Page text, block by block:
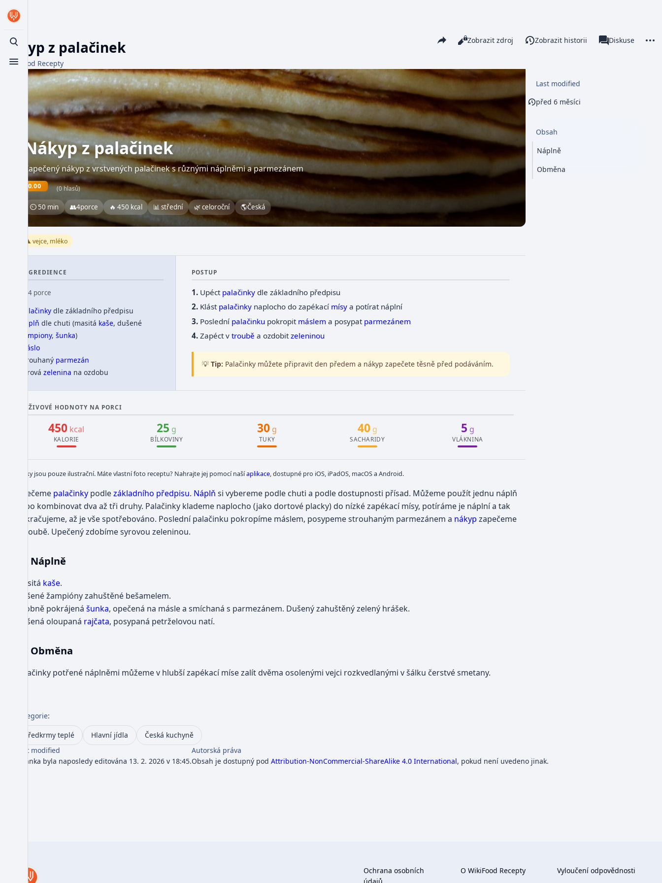
Toggle search
Toggle menu
Nákyp z palačinek
Z WikiFood Recepty
Share this pageZobrazení
Číst
Zobrazit zdroj Zobrazit historii associated-pages
Stránka
Diskuse
Nákyp z palačinek
Zapečený nákyp z vrstvených palačinek s různými náplněmi a parmezánem
0.00 (0 hlasů)
⏲ 50 min 👥4porce 🔥 450 kcal 📊 střední 🌿 celoroční 🌎Česká
⚠️ vejce, mléko
INGREDIENCE
👥 4 porce
palačinkydle základního předpisu
náplň dle chuti (masitá kaše, dušené
žampiony, šunka)
máslo
strouhaný parmezán
syrová zelenina na ozdobu
POSTUP
Upéct palačinkydle základního předpisu
Klást palačinkynaplocho do zapékací mísya potírat náplní
Poslední palačinku pokropit máslem a posypat parmezánem
Zapéct v troubě a ozdobit zeleninou
💡Tip: Palačinky můžete připravit den předem a nákyp zapečete těsně před podáváním.
VÝŽIVOVÉ HODNOTY NA PORCI
450 kcal
KALORIE
25 g
BÍLKOVINY
30g
TUKY
40g
SACHARIDY
5 g
VLÁKNINA
Obrázky jsou pouze ilustrační. Máte vlastní foto receptu? Nahrajte jej pomocí našíaplikace, dostupné pro iOS, iPadOS, macOS a Android.
Upečeme palačinky podlezákladního předpisu. Náplň si vybereme podle chuti a podle dostupnosti přísad. Můžeme použít jednu náplň
nebo kombinovat dva až tři druhy. Palačinky klademe naplocho (jako dortové placky) do nízké zapékací mísy, potíráme je náplní a tak
pokračujeme, až je vše spotřebováno. Poslední palačinku pokropíme máslem, posypeme strouhaným parmezánem a nákyp zapečeme
v troubě. Upečený zdobíme syrovou zeleninou.
Náplně
Masitá kaše.
Dušené žampióny zahuštěné bešamelem.
Drobně pokrájená šunka, opečená na másle a smíchaná s parmezánem. Dušený zahuštěný zelený hrášek.
Dušená oloupaná rajčata, posypaná petrželovou natí.
Obměna
Palačinky potřené náplněmi můžeme v hlubší zapékací míse zalít dvěma osolenými vejci rozkvedlanými v šálku čerstvé smetany.
Last modified
před 6 měsíci
Obsah
Náplně
Obměna
Kategorie:
Předkrmy teplé Hlavní jídla
Česká kuchyně
Last modified
Stránka byla naposledy editována 13. 2. 2026 v 18:45.
Autorská práva
Obsah je dostupný pod Attribution-NonCommercial-ShareAlike 4.0 International, pokud není uvedeno jinak.
Ochrana osobních
O WikiFood Recepty Vyloučení odpovědnosti